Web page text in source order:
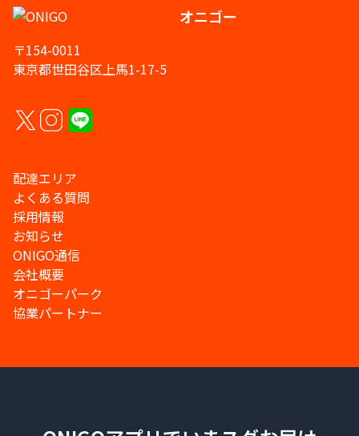
オニゴー
〒154-0011
東京都世田谷区上馬1-17-5
配達エリア
よくある質問
採用情報
お知らせ
ONIGO通信
会社概要
オニゴーパーク
協業パートナー